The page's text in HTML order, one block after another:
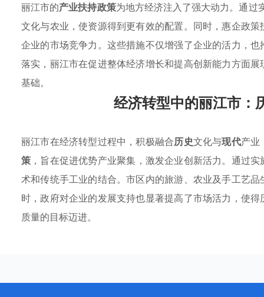
丽江市的产业扶持政策为地方经济注入了强大动力。通过
文化与农业，使资源得到更有效的配置。同时，惠企政
企业的市场竞争力。这些措施不仅增强了企业的活力，
落实，丽江市在促进整体经济增长和提高创新能力方面
基础。
经济转型中的丽江市：
丽江市在经济转型过程中，积极融合历史文化与现代产业
策 ，旨在促进优势产业聚集，激发企业创新活力。通过
术和传统手工业的结合。市区内的旅游、农业及手工艺
时，政府对企业的发展支持也显著提高了市场活力，使
质量的目标迈进。